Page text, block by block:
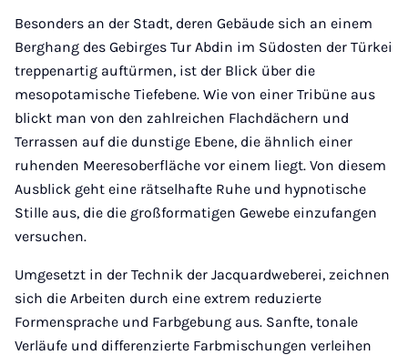
Besonders an der Stadt, deren Gebäude sich an einem
Berghang des Gebirges Tur Abdin im Südosten der Türkei
treppenartig auftürmen, ist der Blick über die
mesopotamische Tiefebene. Wie von einer Tribüne aus
blickt man von den zahlreichen Flachdächern und
Terrassen auf die dunstige Ebene, die ähnlich einer
ruhenden Meeresoberfläche vor einem liegt. Von diesem
Ausblick geht eine rätselhafte Ruhe und hypnotische
Stille aus, die die großformatigen Gewebe einzufangen
versuchen.
Umgesetzt in der Technik der Jacquardweberei, zeichnen
sich die Arbeiten durch eine extrem reduzierte
Formensprache und Farbgebung aus. Sanfte, tonale
Verläufe und differenzierte Farbmischungen verleihen